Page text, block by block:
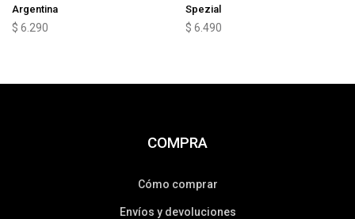
Argentina
$ 6.290
Spezial
$ 6.490
COMPRA
Cómo comprar
Envíos y devoluciones